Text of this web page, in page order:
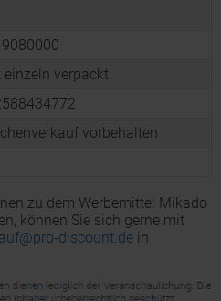
einzeln verpackt
vorbehalten
zu dem Werbemittel Mikado
können Sie sich gerne mit
discount.de in